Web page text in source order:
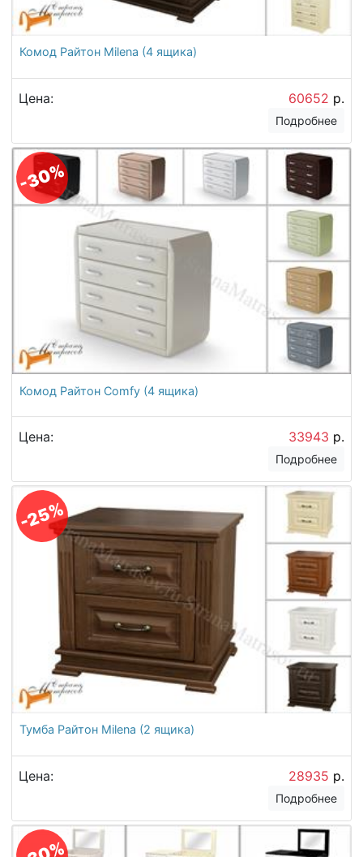
Комод Райтон Milena (4 ящика)
Цена: 60652 р.
Подробнее
-30%
Комод Райтон Comfy (4 ящика)
Цена: 33943 р.
Подробнее
-25%
Тумба Райтон Milena (2 ящика)
Цена: 28935 р.
Подробнее